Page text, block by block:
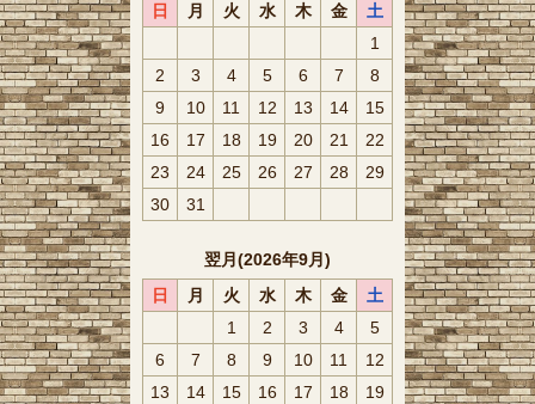
日
月 火 水 木 金
土
1
2
3 4 5 6 7
8
9
10 11 12 13 14
15
16
17 18 19 20 21
22
23
24 25 26 27 28
29
30
31
翌月(2026年9月)
日
月 火 水 木 金
土
1
2 3 4
5
6
7 8 9 10 11
12
13
14 15 16 17 18 19